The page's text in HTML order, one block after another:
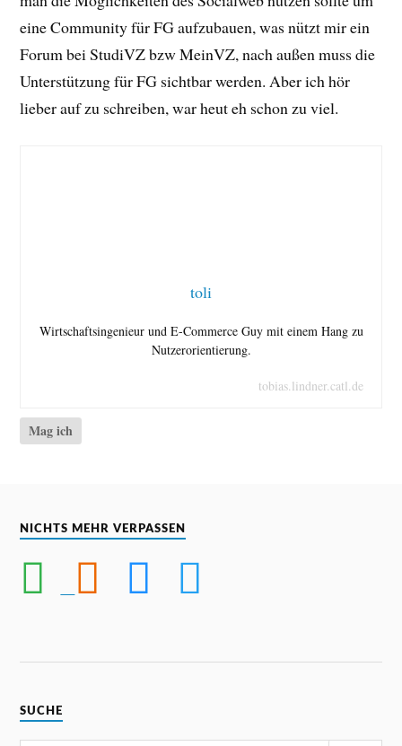
eine Community für FG aufzubauen, was nützt mir ein
Forum bei StudiVZ bzw MeinVZ, nach außen muss die
Unterstützung für FG sichtbar werden. Aber ich hör
lieber auf zu schreiben, war heut eh schon zu viel.
toli
Wirtschaftsingenieur und E-Commerce Guy mit einem Hang zu
Nutzerorientierung.
tobias.lindner.catl.de
Mag ich
NICHTS MEHR VERPASSEN
SUCHE